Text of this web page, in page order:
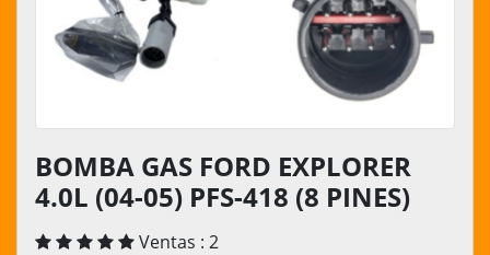
BOMBA GAS FORD EXPLORER
4.0L (04-05) PFS-418 (8 PINES)
Ventas : 2